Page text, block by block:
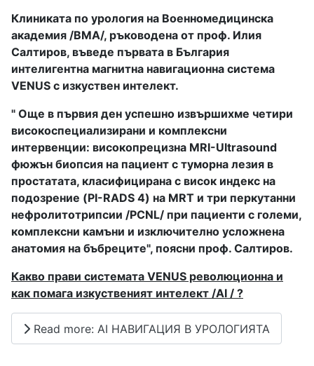
Клиниката по урология на Военномедицинска
академия /ВМА/, ръководена от проф. Илия
Салтиров, въведе първата в България
интелигентна магнитна навигационна система
VENUS с изкуствен интелект.
" Още в първия ден успешно извършихме четири
високоспециализирани и комплексни
интервенции: високопрецизна MRI-Ultrasound
фюжън биопсия на пациент с туморна лезия в
простатата, класифицирана с висок индекс на
подозрение (PI-RADS 4) на MRT и три перкутанни
нефролитотрипсии /PCNL/ при пациенти с големи,
комплексни камъни и изключително усложнена
анатомия на бъбреците", поясни проф. Салтиров.
Какво прави системата VENUS революционна и
как помага изкуственият интелект /AI / ?
Read more: AI НАВИГАЦИЯ В УРОЛОГИЯТА